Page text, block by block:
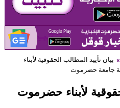
تأييد المطالب الحقوقية لأبناء
حضرموت
لأبناء حضرموت